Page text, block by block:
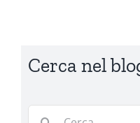
Cerca nel
Cerca